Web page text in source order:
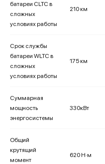
батареи CLTC в
сложных
условиях работы
210 км
Срок службы
батареи WLTC в
сложных
условиях работы
175 км
Суммарная
мощность
энергосистемы
330кВт
Общий
крутящий
момент
620 Н·м